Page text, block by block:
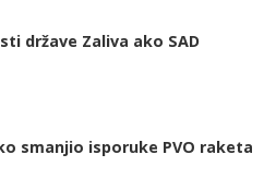
države Zaliva ako SAD
smanjio isporuke PVO raketa